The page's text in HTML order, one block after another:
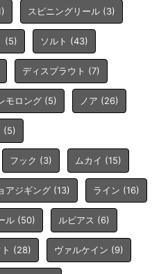
スピニングリール (3)
(5) ソルト (43)
ディスプラウト (7)
モロング (5) ノア (26)
(5)
フック (3) ムカイ (15)
アジギング (13) ライン (16)
ル (50) ルビアス (6)
(28) ヴァルケイン (9)